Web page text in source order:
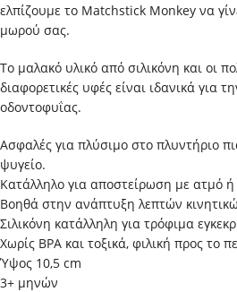
ελπίζουμε το Matchstick Monkey να
μωρού σας.
Το μαλακό υλικό από σιλικόνη και οι
διαφορετικές υφές είναι ιδανικά για
οδοντοφυΐας.
Ασφαλές για πλύσιμο στο πλυντήριο
ψυγείο.
Κατάλληλο για αποστείρωση με ατμό
Βοηθά στην ανάπτυξη λεπτών
Σιλικόνη κατάλληλη για τρόφιμα
Χωρίς ΒPA και τοξικά, φιλική προς το
Ύψος 10,5 cm
3+ μηνών